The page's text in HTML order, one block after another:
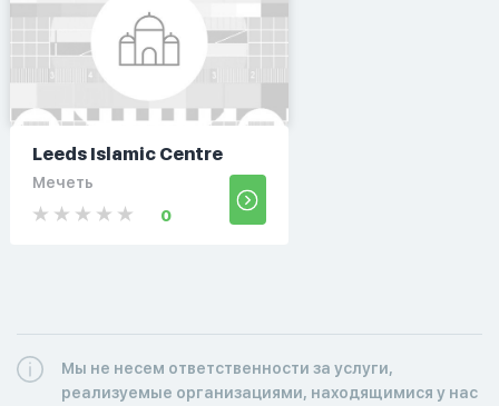
Leeds Islamic Centre
Мечеть
0
Мы не несем ответственности за услуги,
реализуемые организациями, находящимися у нас